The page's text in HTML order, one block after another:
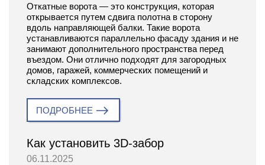
Откатные ворота — это конструкция, которая
открывается путем сдвига полотна в сторону
вдоль направляющей балки. Такие ворота
устанавливаются параллельно фасаду здания и не
занимают дополнительного пространства перед
въездом. Они отлично подходят для загородных
домов, гаражей, коммерческих помещений и
складских комплексов.
ПОДРОБНЕЕ
Как установить 3D-забор
06.11.2025